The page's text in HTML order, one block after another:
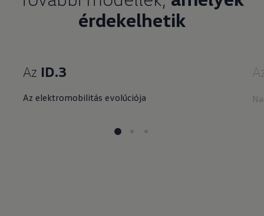
érdekelhetik
Az ID.3
Az elektromobilitás evolúciója